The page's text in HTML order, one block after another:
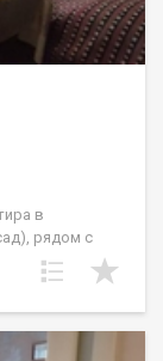
в
рядом с
75
имеется
школа и